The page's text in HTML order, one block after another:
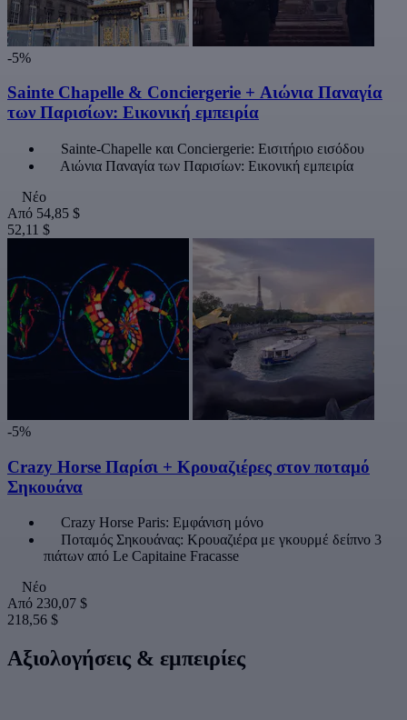
-5%
Sainte Chapelle & Conciergerie + Αιώνια Παναγία
των Παρισίων: Εικονική εμπειρία
Sainte-Chapelle και Conciergerie: Εισιτήριο εισόδου
Αιώνια Παναγία των Παρισίων: Εικονική εμπειρία
Νέο
Από 54,85 $
52,11 $
-5%
Crazy Horse Παρίσι + Κρουαζιέρες στον ποταμό
Σηκουάνα
Crazy Horse Paris: Εμφάνιση μόνο
Ποταμός Σηκουάνας: Κρουαζιέρα με γκουρμέ δείπνο 3
πιάτων από Le Capitaine Fracasse
Νέο
Από 230,07 $
218,56 $
Αξιολογήσεις & εμπειρίες